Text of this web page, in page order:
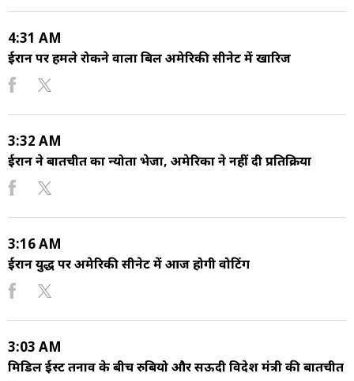
4:31 AM
ईरान पर हमले रोकने वाला बिल अमेरिकी सीनेट में खारिज
3:32 AM
ईरान ने बातचीत का न्योता भेजा, अमेरिका ने नहीं दी प्रतिक्रिया
3:16 AM
ईरान युद्ध पर अमेरिकी सीनेट में आज होगी वोटिंग
3:03 AM
मिडिल ईस्ट तनाव के बीच रुबियो और सऊदी विदेश मंत्री की बातचीत